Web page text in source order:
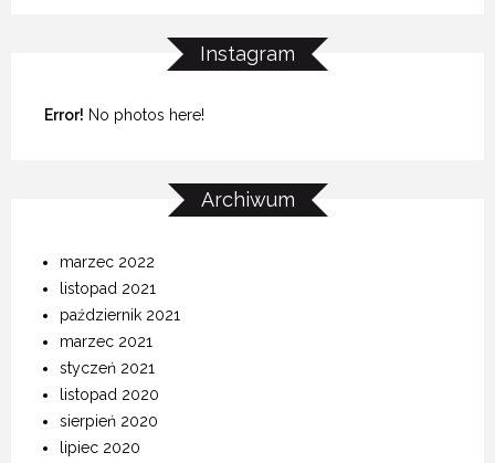
Instagram
Error! No photos here!
Archiwum
marzec 2022
listopad 2021
październik 2021
marzec 2021
styczeń 2021
listopad 2020
sierpień 2020
lipiec 2020